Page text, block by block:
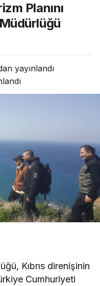
hazırladı
Planını
yayınlandı
Kıbrıs direnişinin
Cumhuriyeti